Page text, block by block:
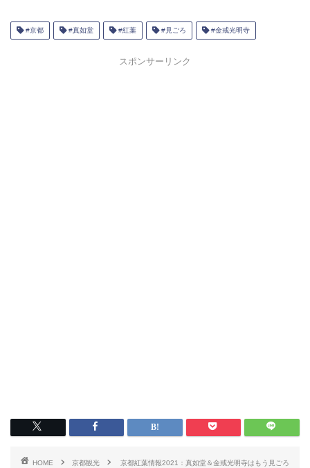
#京都 #真如堂 #紅葉 #見ごろ #金戒光明寺
スポンサーリンク
HOME 京都観光 京都紅葉情報2021：真如堂＆金戒光明寺はもう見ごろ